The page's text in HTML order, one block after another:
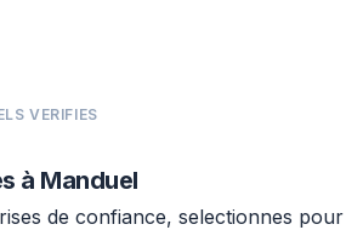
VERIFIES
à Manduel
de confiance, selectionnes pour